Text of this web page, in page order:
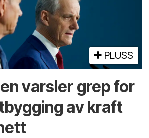
PLUSS
varsler grep for
av kraft